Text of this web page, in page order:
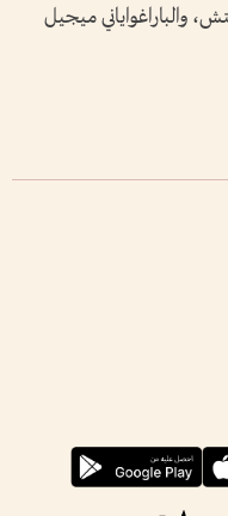
والباراغواياني ميجيل